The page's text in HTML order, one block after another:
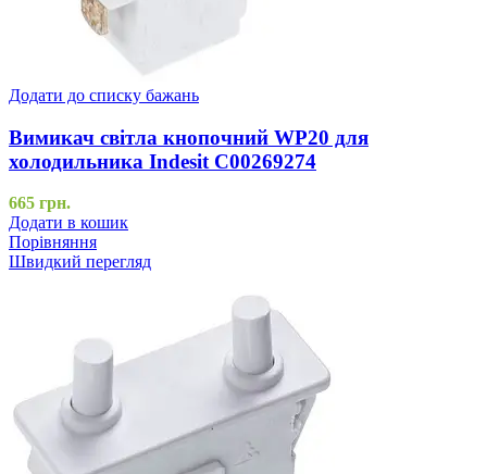
Додати до списку бажань
Вимикач світла кнопочний WP20 для
холодильника Indesit C00269274
665 грн.
Додати в кошик
Порівняння
Швидкий перегляд